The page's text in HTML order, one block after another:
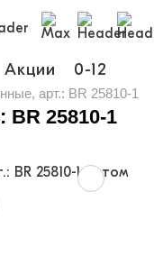
Акции 0-12
арт.: BR 25810-1
BR 25810-1